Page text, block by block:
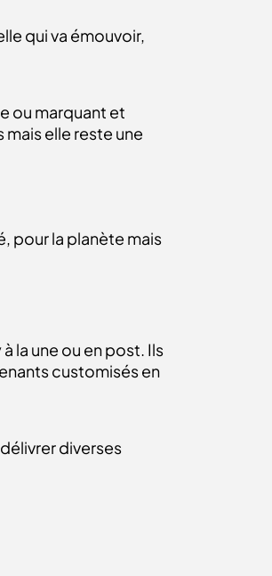
qui va émouvoir,
ou marquant et
elle reste une
pour la planète mais
la une ou en post. Ils
customisés en
diverses